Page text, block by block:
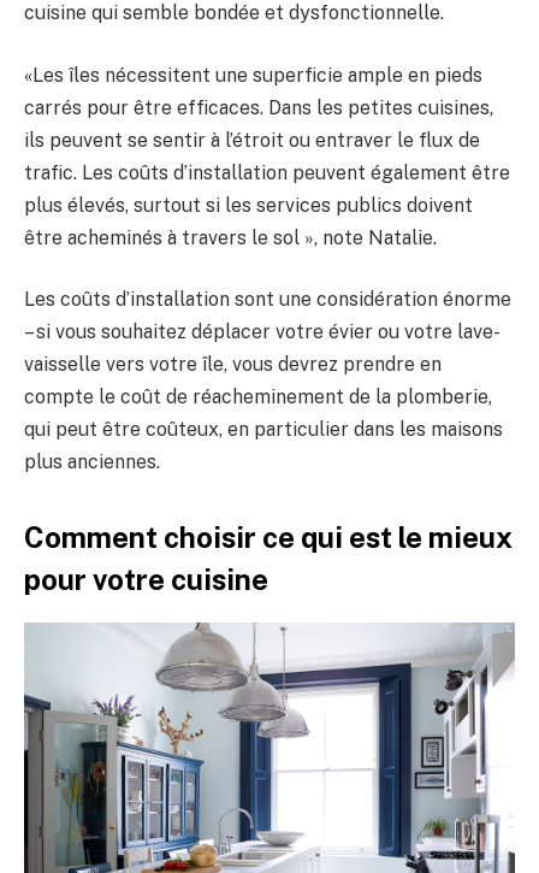
cuisine qui semble bondée et dysfonctionnelle.
«Les îles nécessitent une superficie ample en pieds
carrés pour être efficaces. Dans les petites cuisines,
ils peuvent se sentir à l’étroit ou entraver le flux de
trafic. Les coûts d’installation peuvent également être
plus élevés, surtout si les services publics doivent
être acheminés à travers le sol », note Natalie.
Les coûts d’installation sont une considération énorme
– si vous souhaitez déplacer votre évier ou votre lave-
vaisselle vers votre île, vous devrez prendre en
compte le coût de réacheminement de la plomberie,
qui peut être coûteux, en particulier dans les maisons
plus anciennes.
Comment choisir ce qui est le mieux
pour votre cuisine